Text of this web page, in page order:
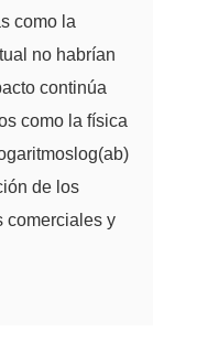
como la
no habrían
continúa
como la física
de los
comerciales y